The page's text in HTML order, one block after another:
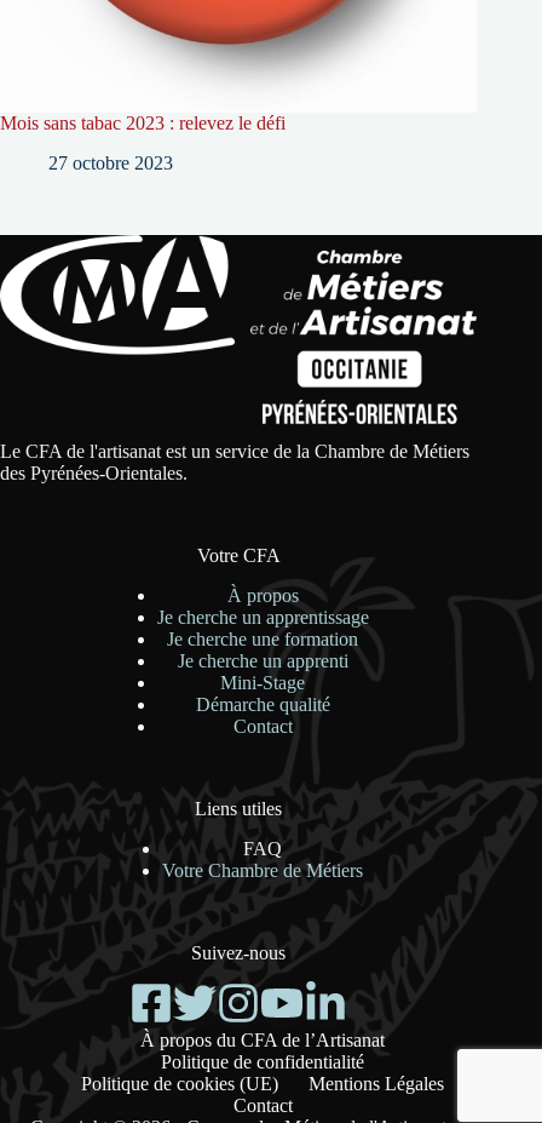
Mois sans tabac 2023 : relevez le défi
27 octobre 2023
Le CFA de l'artisanat est un service de la Chambre de Métiers
des Pyrénées-Orientales.
Votre CFA
À propos
Je cherche un apprentissage
Je cherche une formation
Je cherche un apprenti
Mini-Stage
Démarche qualité
Contact
Liens utiles
FAQ
Votre Chambre de Métiers
Suivez-nous
À propos du CFA de l’Artisanat
Politique de confidentialité
Politique de cookies (UE)
Mentions Légales
Contact